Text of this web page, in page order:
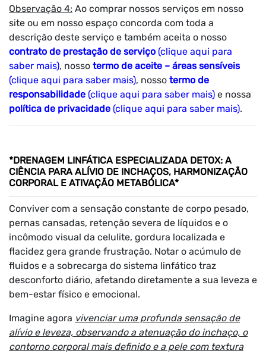
Observação 4: Ao comprar nossos serviços em nosso
site ou em nosso espaço concorda com toda a
descrição deste serviço e também aceita o nosso
contrato de prestação de serviço (clique aqui para
saber mais), nosso termo de aceite – áreas sensíveis
(clique aqui para saber mais), nosso termo de
responsabilidade (clique aqui para saber mais) e nossa
política de privacidade (clique aqui para saber mais).
*DRENAGEM LINFÁTICA ESPECIALIZADA DETOX: A
CIÊNCIA PARA ALÍVIO DE INCHAÇOS, HARMONIZAÇÃO
CORPORAL E ATIVAÇÃO METABÓLICA*
Conviver com a sensação constante de corpo pesado,
pernas cansadas, retenção severa de líquidos e o
incômodo visual da celulite, gordura localizada e
flacidez gera grande frustração. Notar o acúmulo de
fluidos e a sobrecarga do sistema linfático traz
desconforto diário, afetando diretamente a sua leveza e
bem-estar físico e emocional.
Imagine agora vivenciar uma profunda sensação de
alívio e leveza, observando a atenuação do inchaço, o
contorno corporal mais definido e a pele com textura